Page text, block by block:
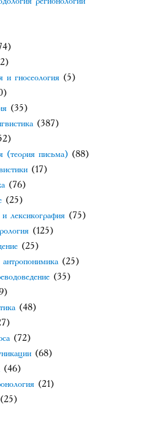
и гносеология(5)
(35)
(387)
(теория письма)(88)
(17)
(76)
(25)
лексикография(75)
(125)
(25)
(25)
(35)
(48)
(72)
(68)
(46)
(21)